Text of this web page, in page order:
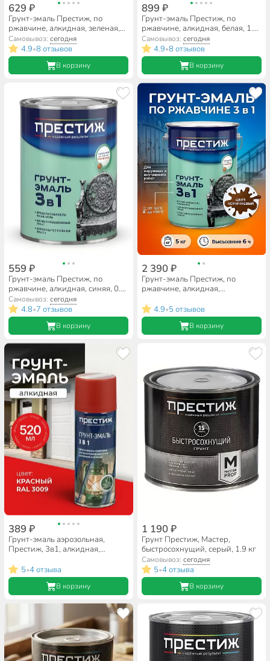
629 ₽
Грунт-эмаль Престиж, по
ржавчине, алкидная, зеленая,
0.9 кг
Самовывоз:сегодня
4.9•8 отзывов
В корзину
899 ₽
Грунт-эмаль Престиж, по
ржавчине, алкидная, белая, 1.9
кг
Самовывоз: сегодня
4.9•8 отзывов
В корзину
559 ₽
Грунт-эмаль Престиж, по
ржавчине, алкидная, синяя, 0.9
кг
Самовывоз:сегодня
4.8•7 отзывов
В корзину
2 390 ₽
Грунт-эмаль Престиж, по
ржавчине, алкидная,
4.9•5 отзывов
В корзину
389 ₽
Грунт-эмаль аэрозольная,
Престиж, 3в1, алкидная,
0.425 кг
5•4 отзыва
В корзину
1 190 ₽
Грунт Престиж, Мастер,
быстросохнущий, серый, 1.9 кг
Самовывоз: сегодня
5•4 отзыва
В корзину